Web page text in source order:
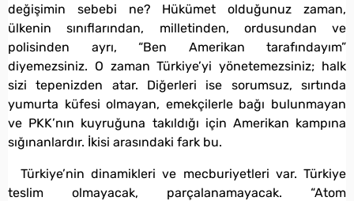
değişimin sebebi ne? Hükümet olduğunuz zaman,
ülkenin sınıflarından, milletinden, ordusundan ve
polisinden ayrı, “Ben Amerikan tarafındayım”
diyemezsiniz. O zaman Türkiye’yi yönetemezsiniz; halk
sizi tepenizden atar. Diğerleri ise sorumsuz, sırtında
yumurta küfesi olmayan, emekçilerle bağı bulunmayan
ve PKK’nın kuyruğuna takıldığı için Amerikan kampına
sığınanlardır. İkisi arasındaki fark bu.
Türkiye’nin dinamikleri ve mecburiyetleri var. Türkiye
teslim olmayacak, parçalanamayacak. “Atom